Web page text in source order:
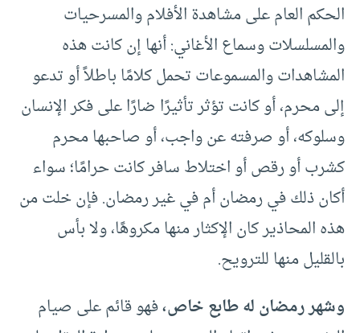
الحكم العام على مشاهدة الأفلام والمسرحيات
والمسلسلات وسماع الأغاني: أنها إن كانت هذه
المشاهدات والمسموعات تحمل كلامًا باطلاً أو تدعو
إلى محرم، أو كانت تؤثر تأثيرًا ضارًا على فكر الإنسان
وسلوكه، أو صرفته عن واجب، أو صاحبها محرم
كشرب أو رقص أو اختلاط سافر كانت حرامًا؛ سواء
أكان ذلك في رمضان أم في غير رمضان. فإن خلت من
هذه المحاذير كان الإكثار منها مكروهًا، ولا بأس
بالقليل منها للترويح.
وشهر رمضان له طابع خاص،فهو قائم على صيام